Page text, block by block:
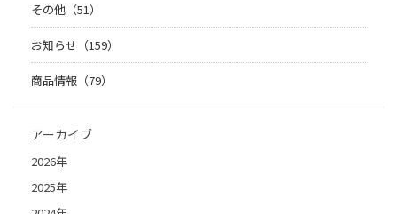
その他（51）
お知らせ（159）
商品情報（79）
アーカイブ
2026年
2025年